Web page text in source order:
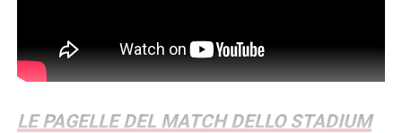
LE PAGELLE DEL MATCH DELLO STADIUM